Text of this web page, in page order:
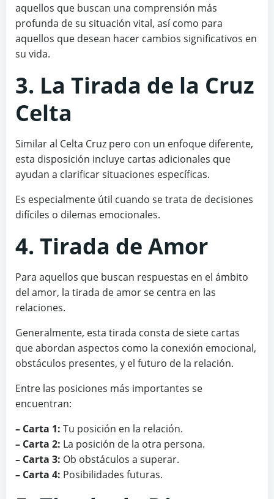
aquellos que buscan una comprensión más
profunda de su situación vital, así como para
aquellos que desean hacer cambios significativos en
su vida.
3. La Tirada de la Cruz
Celta
Similar al Celta Cruz pero con un enfoque diferente,
esta disposición incluye cartas adicionales que
ayudan a clarificar situaciones específicas.
Es especialmente útil cuando se trata de decisiones
difíciles o dilemas emocionales.
4. Tirada de Amor
Para aquellos que buscan respuestas en el ámbito
del amor, la tirada de amor se centra en las
relaciones.
Generalmente, esta tirada consta de siete cartas
que abordan aspectos como la conexión emocional,
obstáculos presentes, y el futuro de la relación.
Entre las posiciones más importantes se
encuentran:
– Carta 1: Tu posición en la relación.
– Carta 2: La posición de la otra persona.
– Carta 3: Ob obstáculos a superar.
– Carta 4: Posibilidades futuras.